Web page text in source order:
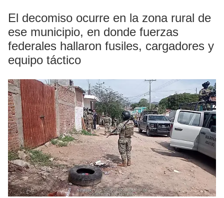
El decomiso ocurre en la zona rural de
ese municipio, en donde fuerzas
federales hallaron fusiles, cargadores y
equipo táctico